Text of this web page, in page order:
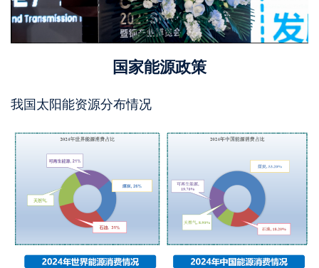
国家能源政策
我国太阳能资源分布情况